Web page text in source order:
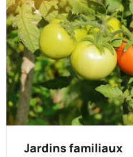
Jardins familiaux